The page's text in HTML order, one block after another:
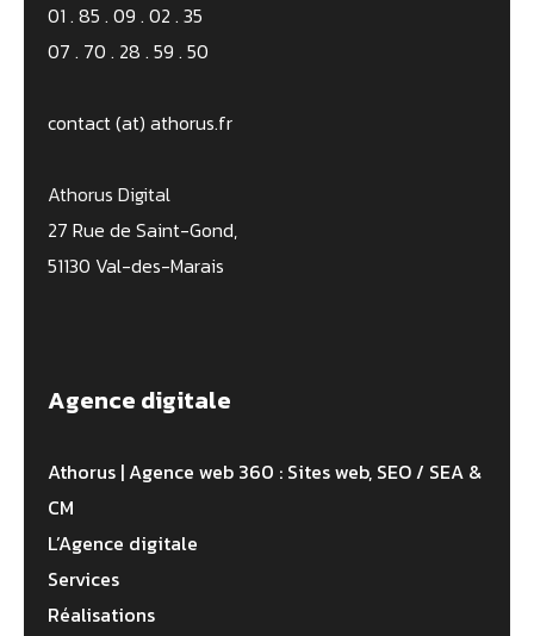
01 . 85 . 09 . 02 . 35
07 . 70 . 28 . 59 . 50
contact (at) athorus.fr
Athorus Digital
27 Rue de Saint-Gond,
51130 Val-des-Marais
Agence digitale
Athorus | Agence web 360 : Sites web, SEO / SEA &
CM
L’Agence digitale
Services
Réalisations